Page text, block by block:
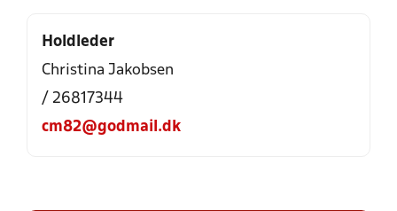
Holdleder
Christina Jakobsen
/ 26817344
cm82@godmail.dk